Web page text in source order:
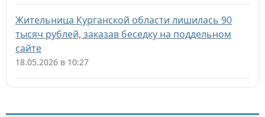
Жительница Курганской области лишилась 90
тысяч рублей, заказав беседку на поддельном
сайте
18.05.2026 в 10:27